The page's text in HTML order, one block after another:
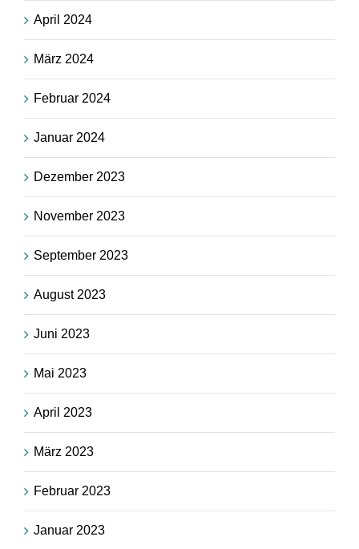
April 2024
März 2024
Februar 2024
Januar 2024
Dezember 2023
November 2023
September 2023
August 2023
Juni 2023
Mai 2023
April 2023
März 2023
Februar 2023
Januar 2023